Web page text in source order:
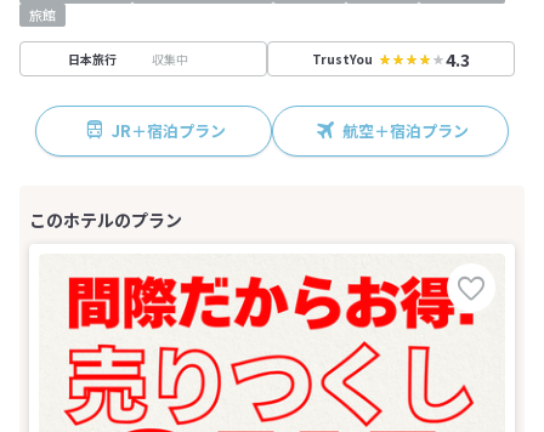
旅館
日本旅行 収集中 TrustYou 4.3
JR＋宿泊プラン 航空＋宿泊プラン